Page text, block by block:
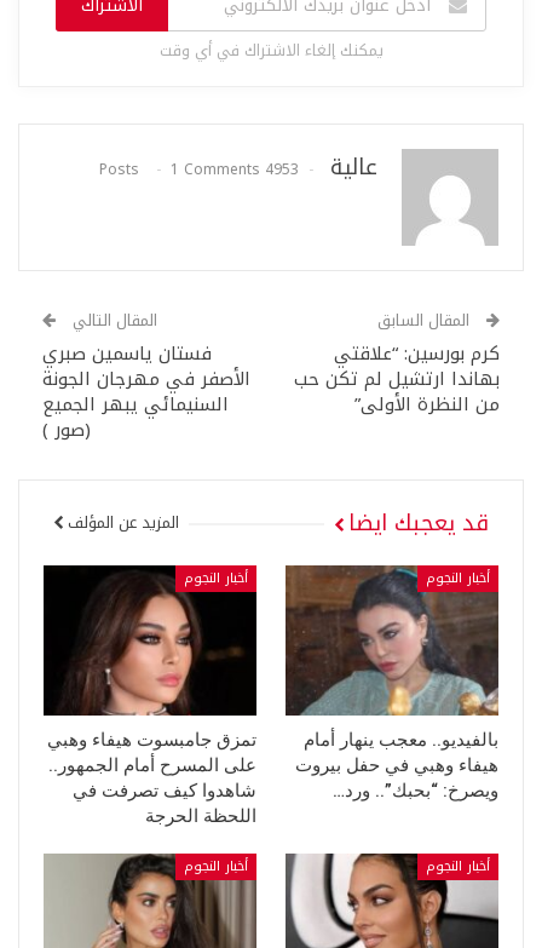
يمكنك إلغاء الاشتراك في أي وقت
عالية 4953 Posts
1 Comments
المقال السابق
كرم بورسين: “علاقتي
بهاندا ارتشيل لم تكن حب
من النظرة الأولى”
المقال التالي
فستان ياسمين صبري
الأصفر في مهرجان الجونة
السنيمائي يبهر الجميع
(صور )
قد يعجبك ايضا المزيد عن المؤلف
أخبار النجوم
بالفيديو.. معجب ينهار أمام
هيفاء وهبي في حفل بيروت
ويصرخ: “بحبك”.. ورد…
أخبار النجوم
تمزق جامبسوت هيفاء وهبي
على المسرح أمام الجمهور..
شاهدوا كيف تصرفت في
اللحظة الحرجة
أخبار النجوم أخبار النجوم